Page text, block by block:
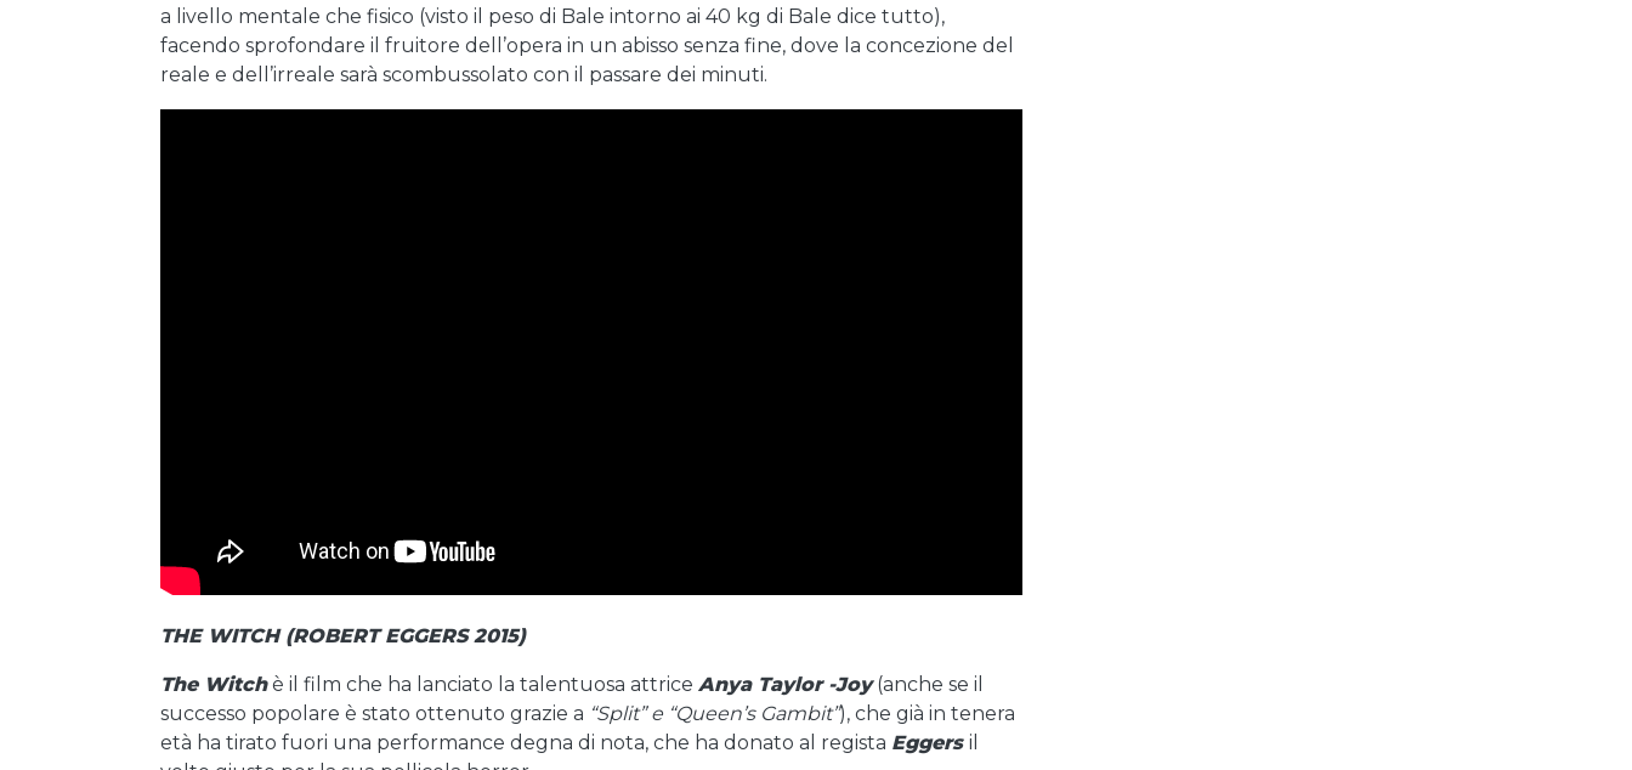
a livello mentale che fisico (visto il peso di Bale intorno ai 40 kg di Bale dice tutto),
facendo sprofondare il fruitore dell’opera in un abisso senza fine, dove la concezione del
reale e dell’irreale sarà scombussolato con il passare dei minuti.
THE WITCH (ROBERT EGGERS 2015)
The Witchè il film che ha lanciato la talentuosa attrice Anya Taylor -Joy (anche se il
successo popolare è stato ottenuto grazie a “Split” e “Queen’s Gambit”), che già in tenera
età ha tirato fuori una performance degna di nota, che ha donato al regista Eggers il